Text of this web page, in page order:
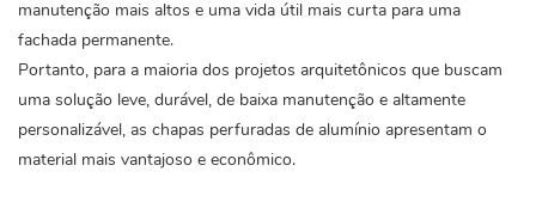
manutenção mais altos e uma vida útil mais curta para uma
fachada permanente.
Portanto, para a maioria dos projetos arquitetônicos que buscam
uma solução leve, durável, de baixa manutenção e altamente
personalizável, as chapas perfuradas de alumínio apresentam o
material mais vantajoso e econômico.